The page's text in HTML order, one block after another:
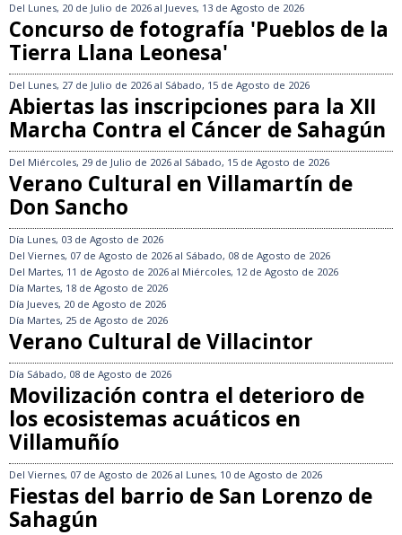
Del Lunes, 20 de Julio de 2026 al Jueves, 13 de Agosto de 2026
Concurso de fotografía 'Pueblos de la
Tierra Llana Leonesa'
Del Lunes, 27 de Julio de 2026 al Sábado, 15 de Agosto de 2026
Abiertas las inscripciones para la XII
Marcha Contra el Cáncer de Sahagún
Del Miércoles, 29 de Julio de 2026 al Sábado, 15 de Agosto de 2026
Verano Cultural en Villamartín de
Don Sancho
Día Lunes, 03 de Agosto de 2026
Del Viernes, 07 de Agosto de 2026 al Sábado, 08 de Agosto de 2026
Del Martes, 11 de Agosto de 2026 al Miércoles, 12 de Agosto de 2026
Día Martes, 18 de Agosto de 2026
Día Jueves, 20 de Agosto de 2026
Día Martes, 25 de Agosto de 2026
Verano Cultural de Villacintor
Día Sábado, 08 de Agosto de 2026
Movilización contra el deterioro de
los ecosistemas acuáticos en
Villamuñío
Del Viernes, 07 de Agosto de 2026 al Lunes, 10 de Agosto de 2026
Fiestas del barrio de San Lorenzo de
Sahagún